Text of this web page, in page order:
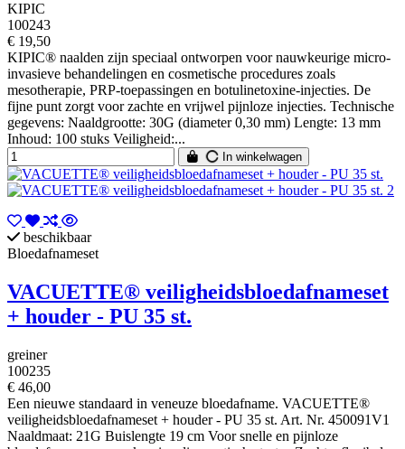
KIPIC
100243
€ 19,50
KIPIC® naalden zijn speciaal ontworpen voor nauwkeurige micro-
invasieve behandelingen en cosmetische procedures zoals
mesotherapie, PRP-toepassingen en botulinetoxine-injecties. De
fijne punt zorgt voor zachte en vrijwel pijnloze injecties. Technische
gegevens: Naaldgrootte: 30G (diameter 0,30 mm) Lengte: 13 mm
Inhoud: 100 stuks Veiligheid:...
In winkelwagen
beschikbaar
Bloedafnameset
VACUETTE® veiligheidsbloedafnameset
+ houder - PU 35 st.
greiner
100235
€ 46,00
Een nieuwe standaard in veneuze bloedafname. VACUETTE®
veiligheidsbloedafnameset + houder - PU 35 st. Art. Nr. 450091V1
Naaldmaat: 21G Buislengte 19 cm Voor snelle en pijnloze